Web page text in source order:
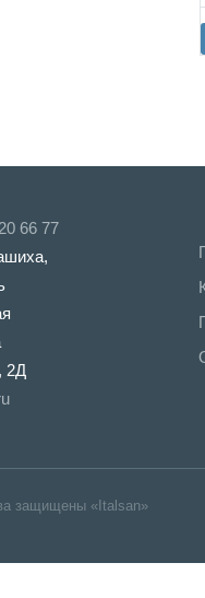
66 77
2Д
защищены «Italsan»